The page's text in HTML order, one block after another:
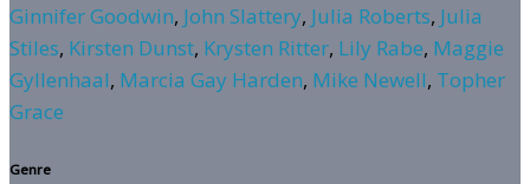
Ginnifer Goodwin, John Slattery, Julia Roberts, Julia
Stiles, Kirsten Dunst, Krysten Ritter, Lily Rabe, Maggie
Gyllenhaal, Marcia Gay Harden, Mike Newell, Topher
Grace
Genre